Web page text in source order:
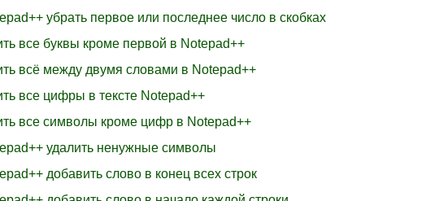
убрать первое или последнее число в скобках
все буквы кроме первой в Notepad++
всё между двумя словами в Notepad++
все цифры в тексте Notepad++
все символы кроме цифр в Notepad++
удалить ненужные символы
добавить слово в конец всех строк